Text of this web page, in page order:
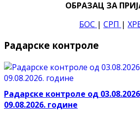
ОБРАЗАЦ ЗА
БОС | СРП |
Радарске контроле
Радарске контроле од
09.08.2026. године